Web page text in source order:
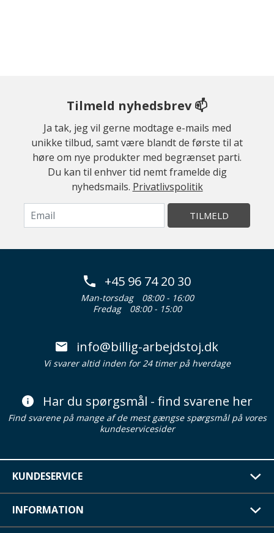
Tilmeld nyhedsbrev 📫
Ja tak, jeg vil gerne modtage e-mails med
unikke tilbud, samt være blandt de første til at
høre om nye produkter med begrænset parti.
Du kan til enhver tid nemt framelde dig
nyhedsmails. Privatlivspolitik
TILMELD
+45 96 74 20 30
Man-torsdag
08:00 - 16:00
Fredag
08:00 - 15:00
info@billig-arbejdstoj.dk
Vi svarer altid inden for 24 timer på hverdage
Har du spørgsmål - find svarene her
Find svarene på mange af de mest gængse spørgsmål på vores
kundeservicesider
KUNDESERVICE
INFORMATION